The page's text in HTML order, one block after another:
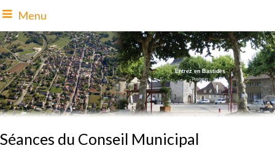
Menu
Entrez en Bastides
- Puybrun-
Séances du Conseil Municipal